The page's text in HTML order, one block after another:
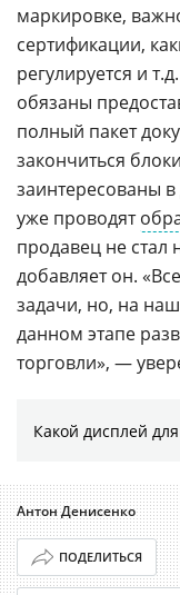
маркировке,
сертификации,
регулируется и
обязаны
полный пакет
закончиться
заинтересованы
уже проводят
продавец не
добавляет он.
задачи, но, на
данном этапе
торговли», —
Какой дисплей
Антон Денисенко
ПОДЕЛИТЬСЯ